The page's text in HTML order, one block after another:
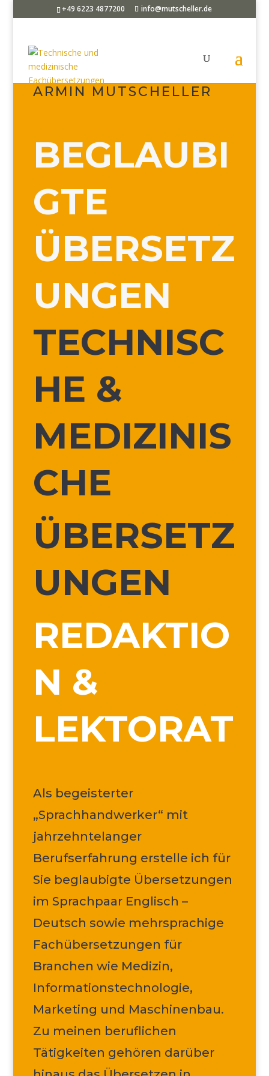
+49 6223 4877200 info@mutscheller.de
DIPLOM-ÜBERSETZER
ARMIN MUTSCHELLER
BEGLAUBI
GTE
ÜBERSETZ
UNGEN
TECHNISC
HE &
MEDIZINIS
CHE
ÜBERSETZ
UNGEN
REDAKTIO
N &
LEKTORAT
Als begeisterter
„Sprachhandwerker“ mit
jahrzehntelanger
Berufserfahrung erstelle ich für
Sie beglaubigte Übersetzungen
im Sprachpaar Englisch –
Deutsch sowie mehrsprachige
Fachübersetzungen für
Branchen wie Medizin,
Informationstechnologie,
Marketing und Maschinenbau.
Zu meinen beruflichen
Tätigkeiten gehören darüber